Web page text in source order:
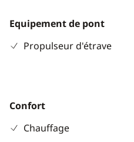
Equipement de pont
Propulseur d'étrave
Confort
Chauffage